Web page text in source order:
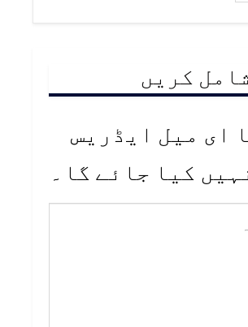
کریں
ای میل ایڈریس
کیا جائے گا۔